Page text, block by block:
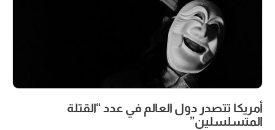
أمريكا تتصدر دول العالم في عدد “القتلة
المتسلسلين”